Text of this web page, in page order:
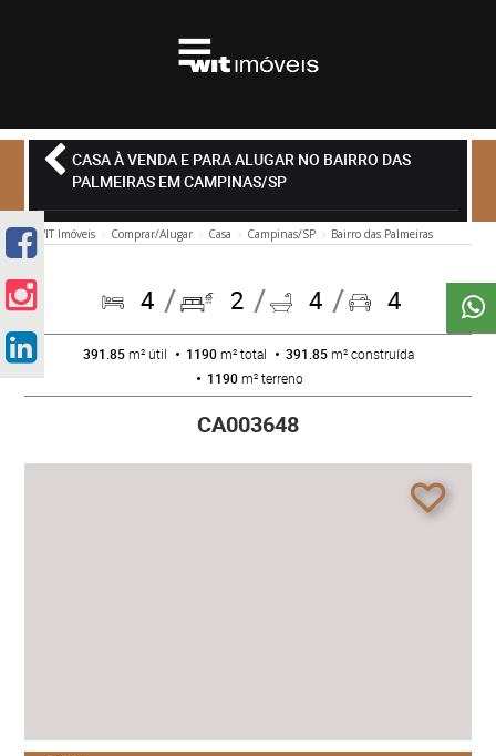
CASA À VENDA E PARA ALUGAR NO BAIRRO DAS
PALMEIRAS EM CAMPINAS/SP
WIT Imóveis Comprar/Alugar Casa Campinas/SP Bairro das Palmeiras
4 2 4 4
391.85m² útil 1190m² total 391.85m² construída
1190m² terreno
CA003648